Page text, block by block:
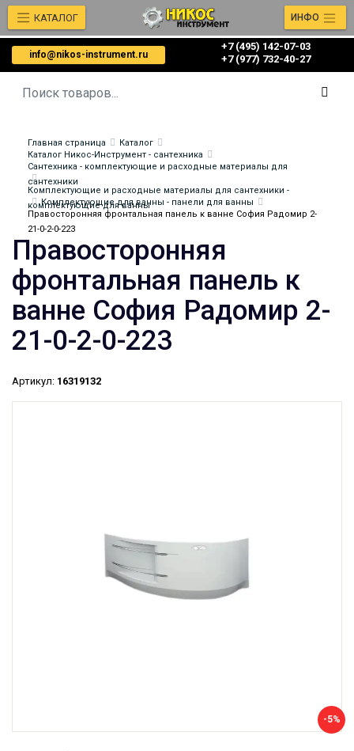
info@nikos-instrument.ru
+7 (495) 142-07-03
‎‎+7 (977) 732-40-27
КАТАЛОГ ИНФО
Главная страница
Каталог
Каталог Никос-Инструмент - сантехника
Сантехника - комплектующие и расходные материалы для
сантехники
Комплектующие и расходные материалы для сантехники -
комплектующие для ванны
Комплектующие для ванны - панели для ванны
Правосторонняя фронтальная панель к ванне София Радомир 2-
21-0-2-0-223
Правосторонняя
фронтальная панель к
ванне София Радомир 2-
21-0-2-0-223
Артикул: 16319132
-5%